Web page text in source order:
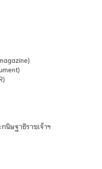
นิษฐาธิราชเจ้าฯ